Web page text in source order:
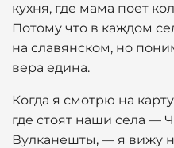
кухня, где мама поет
Потому что в каждом
на славянском, но
вера едина.
Когда я смотрю на
где стоят наши села —
Вулканешты, — я вижу